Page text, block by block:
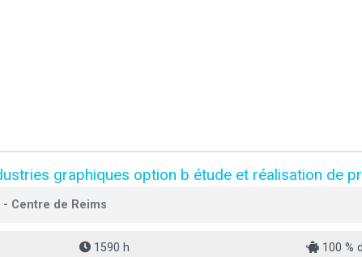
graphiques option b étude et réalisation de
- Centre de Reims
1590 h
100 %